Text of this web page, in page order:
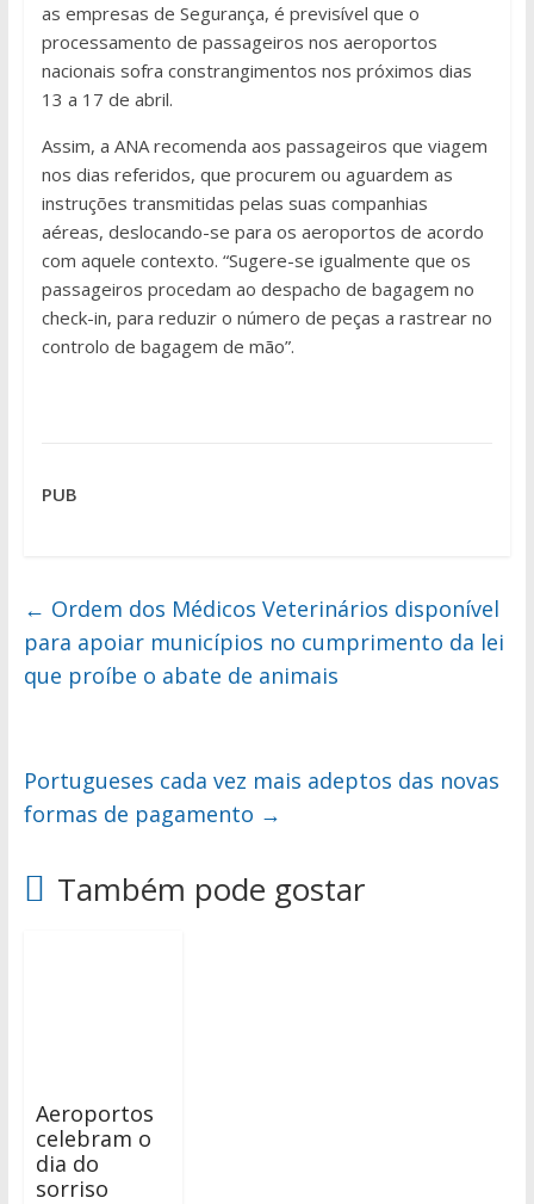
as empresas de Segurança, é previsível que o
processamento de passageiros nos aeroportos
nacionais sofra constrangimentos nos próximos dias
13 a 17 de abril.
Assim, a ANA recomenda aos passageiros que viagem
nos dias referidos, que procurem ou aguardem as
instruções transmitidas pelas suas companhias
aéreas, deslocando-se para os aeroportos de acordo
com aquele contexto. “Sugere-se igualmente que os
passageiros procedam ao despacho de bagagem no
check-in, para reduzir o número de peças a rastrear no
controlo de bagagem de mão”.
PUB
← Ordem dos Médicos Veterinários disponível
para apoiar municípios no cumprimento da lei
que proíbe o abate de animais
Portugueses cada vez mais adeptos das novas
formas de pagamento →
Também pode gostar
Aeroportos
celebram o
dia do
sorriso